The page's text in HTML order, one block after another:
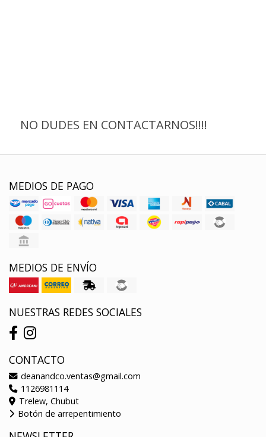
NO DUDES EN CONTACTARNOS!!!!
MEDIOS DE PAGO
MEDIOS DE ENVÍO
NUESTRAS REDES SOCIALES
CONTACTO
deanandco.ventas@gmail.com
1126981114
Trelew, Chubut
Botón de arrepentimiento